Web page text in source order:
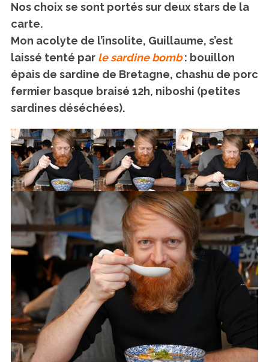
Nos choix se sont portés sur deux stars de la
carte.
Mon acolyte de l’insolite, Guillaume, s’est
laissé tenté par le sardine bomb: bouillon
épais de sardine de Bretagne, chashu de porc
fermier basque braisé 12h, niboshi (petites
sardines déséchées).